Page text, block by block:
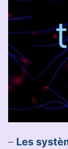
– Les